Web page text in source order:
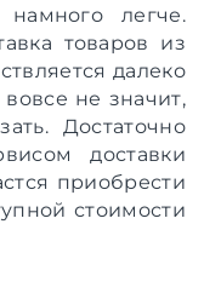
легче.
товаров из
далеко
не значит,
Достаточно
доставки
приобрести
стоимости